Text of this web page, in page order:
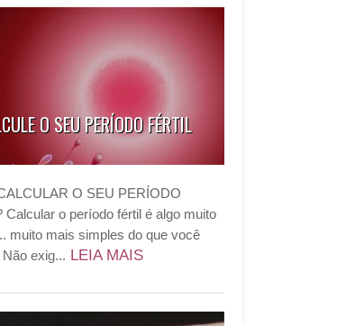
O SEU PERÍODO FÉRTIL
O SEU PERÍODO
Calcular o período fértil é algo muito
muito mais simples do que você
exig... LEIA MAIS